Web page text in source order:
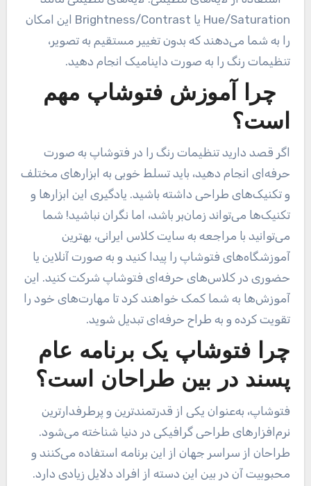
Hue/Saturation یا
Brightness/Contrast این امکان
را به شما می‌دهند که بدون تغییر مستقیم به تصویر،
تنظیمات رنگ را به صورت داینامیک انجام دهید.
چرا آموزش فتوشاپ مهم
است؟
اگر قصد دارید تنظیمات رنگ را در فتوشاپ به صورت
حرفه‌ای انجام دهید، باید تسلط خوبی به ابزارهای مختلف
و تکنیک‌های طراحی داشته باشید. یادگیری این ابزارها و
تکنیک‌ها می‌تواند زمان‌بر باشد، اما نگران نباشید! شما
می‌توانید با مراجعه به سایت کلاس ایرانی، بهترین
آموزشگاه‌های فتوشاپ را پیدا کنید و به صورت آنلاین یا
حضوری در کلاس‌های حرفه‌ای فتوشاپ شرکت کنید. این
آموزش‌ها به شما کمک خواهند کرد تا مهارت‌های خود را
تقویت کرده و به طراح حرفه‌ای تبدیل شوید.
چرا فتوشاپ یک برنامه عام‌
پسند در بین طراحان است؟
فتوشاپ، به‌عنوان یکی از قدرتمندترین و پرطرفدارترین
نرم‌افزارهای طراحی گرافیکی در دنیا شناخته می‌شود.
طراحان از سراسر جهان از این برنامه استفاده می‌کنند و
محبوبیت آن در بین این دسته از افراد دلایل زیادی دارد.